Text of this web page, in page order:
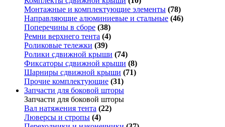
Монтажные и комплектующие элементы (78)
Направляющие алюминиевые и стальные (46)
Поперечины в сборе (38)
Ремни верхнего тента (4)
Роликовые тележки (39)
Ролики сдвижной крыши (74)
Фиксаторы сдвижной крыши (8)
Шарниры сдвижной крыши (71)
Прочие комплектующие (31)
Запчасти для боковой шторы
Запчасти для боковой шторы
Вал натяжения тента (22)
Люверсы и стропы (4)